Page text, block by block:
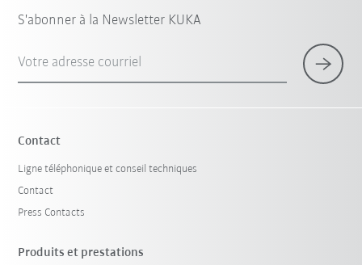
S'abonner à la Newsletter KUKA
Votre adresse courriel
Contact
Ligne téléphonique et conseil techniques
Contact
Press Contacts
Produits et prestations